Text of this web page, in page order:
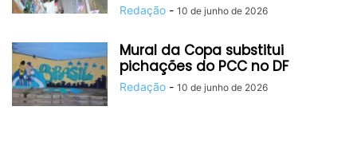
Redação - 10 de junho de 2026
Mural da Copa substitui
pichações do PCC no DF
Redação - 10 de junho de 2026